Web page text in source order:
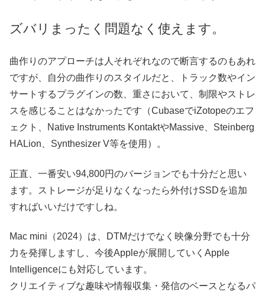
ズバリまったく問題なく使えます。
曲作りのアプローチは人それぞれなので断言するのもあれ
ですが、自分の曲作りのスタイルだと、トラック数やイン
サートするプラグインの数、重さにおいて、制限やストレ
スを感じることはなかったです（CubaseでiZotopeのエフ
ェクト、Native Instruments KontaktやMassive、Steinberg
HALion、Synthesizer V等を使用）。
正直、一番安い94,800円のバージョンでも十分だと思い
ます。ストレージが足りなくなったら外付けSSDを追加
すればいいだけですしね。
Mac mini（2024）は、DTMだけでなく映像分野でも十分
力を発揮しますし、今後Appleが展開していくApple
Intelligenceにも対応しています。
クリエイティブな趣味や情報収集・発信のベースとなるパ